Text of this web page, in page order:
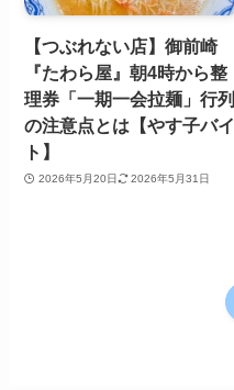
【つぶれない店】御前崎
『たわら屋』朝4時から整
理券「一期一会拉麺」行列
の注意点とは【やす子バイ
ト】
2026年5月20日 2026年5月31日